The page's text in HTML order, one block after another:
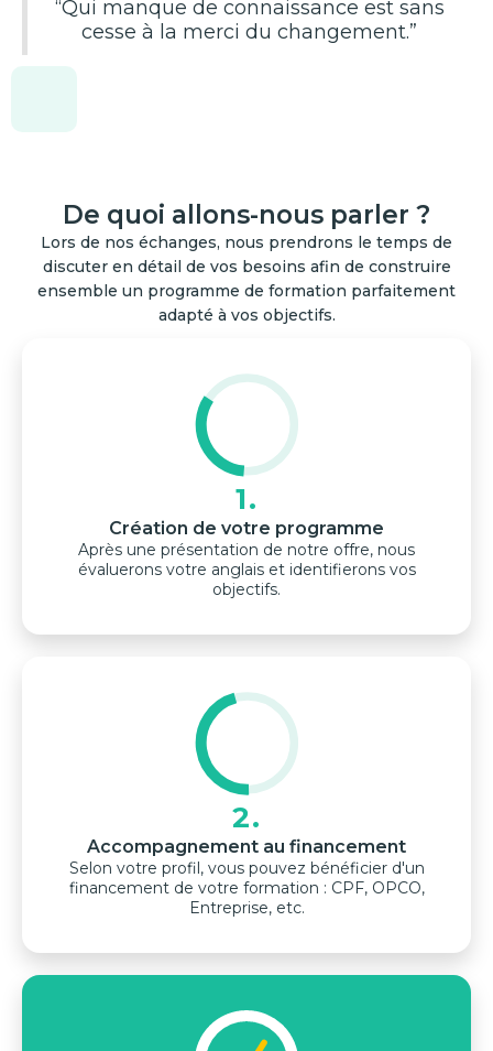
“Qui manque de connaissance est sans
cesse à la merci du changement.”
De quoi allons-nous parler ?
Lors de nos échanges, nous prendrons le temps de
discuter en détail de vos besoins afin de construire
ensemble un programme de formation parfaitement
adapté à vos objectifs.
1.
Création de votre programme
Après une présentation de notre offre, nous
évaluerons votre anglais et identifierons vos
objectifs.
2.
Accompagnement au financement
Selon votre profil, vous pouvez bénéficier d'un
financement de votre formation : CPF, OPCO,
Entreprise, etc.